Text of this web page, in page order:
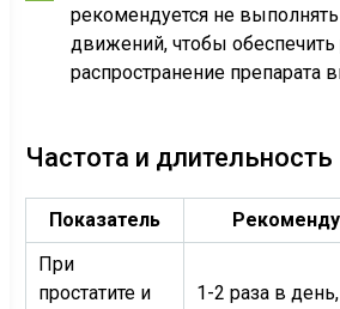
рекомендуется не
движений, чтобы
распространение препарата
Частота и длительность
Показатель
При
простатите и
1-2 раза в